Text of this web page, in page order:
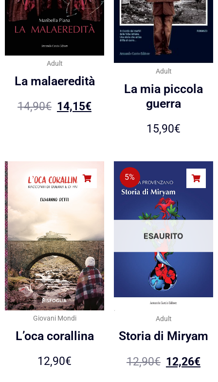
Adult
La malaeredità
14,90€ 14,15€
Adult
La mia piccola
guerra
15,90€
Giovani Mondi
L’oca corallina
12,90€
5%
ESAURITO
Adult
Storia di Miryam
12,90€ 12,26€